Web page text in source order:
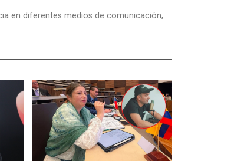
en diferentes medios de comunicación,